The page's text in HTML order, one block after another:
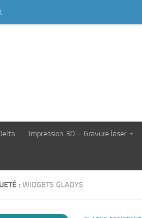
Impression 3D – Gravure laser
: WIDGETS GLADYS